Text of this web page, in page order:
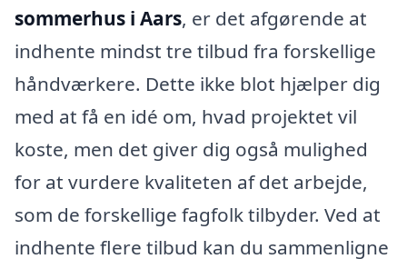
sommerhus i Aars, er det afgørende at
indhente mindst tre tilbud fra forskellige
håndværkere. Dette ikke blot hjælper dig
med at få en idé om, hvad projektet vil
koste, men det giver dig også mulighed
for at vurdere kvaliteten af det arbejde,
som de forskellige fagfolk tilbyder. Ved at
indhente flere tilbud kan du sammenligne